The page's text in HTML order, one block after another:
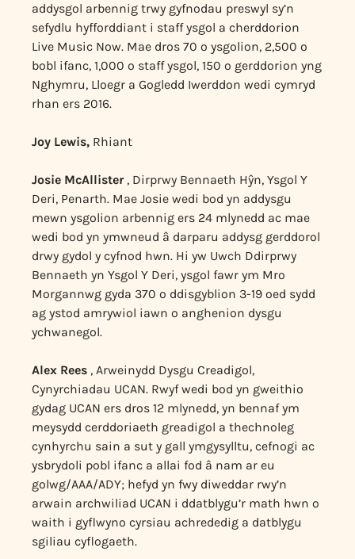
addysgol arbennig trwy gyfnodau preswyl sy’n
sefydlu hyfforddiant i staff ysgol a cherddorion
Live Music Now. Mae dros 70 o ysgolion, 2,500 o
bobl ifanc, 1,000 o staff ysgol, 150 o gerddorion yng
Nghymru, Lloegr a Gogledd Iwerddon wedi cymryd
rhan ers 2016.
Joy Lewis, Rhiant
Josie McAllister, Dirprwy Bennaeth Hŷn, Ysgol Y
Deri, Penarth. Mae Josie wedi bod yn addysgu
mewn ysgolion arbennig ers 24 mlynedd ac mae
wedi bod yn ymwneud â darparu addysg gerddorol
drwy gydol y cyfnod hwn. Hi yw Uwch Ddirprwy
Bennaeth yn Ysgol Y Deri, ysgol fawr ym Mro
Morgannwg gyda 370 o ddisgyblion 3-19 oed sydd
ag ystod amrywiol iawn o anghenion dysgu
ychwanegol.
Alex Rees , Arweinydd Dysgu Creadigol,
Cynyrchiadau UCAN. Rwyf wedi bod yn gweithio
gydag UCAN ers dros 12 mlynedd, yn bennaf ym
meysydd cerddoriaeth greadigol a thechnoleg
cynhyrchu sain a sut y gall ymgysylltu, cefnogi ac
ysbrydoli pobl ifanc a allai fod â nam ar eu
golwg/AAA/ADY; hefyd yn fwy diweddar rwy’n
arwain archwiliad UCAN i ddatblygu’r math hwn o
waith i gyflwyno cyrsiau achrededig a datblygu
sgiliau cyflogaeth.